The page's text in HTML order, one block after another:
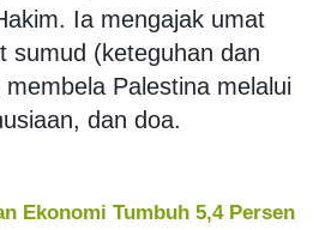
Ia mengajak umat
sumud (keteguhan dan
Palestina melalui
dan doa.
Ekonomi Tumbuh 5,4 Persen